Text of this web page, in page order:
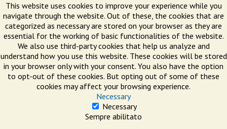
This website uses cookies to improve your experience while you
navigate through the website. Out of these, the cookies that are
categorized as necessary are stored on your browser as they are
essential for the working of basic functionalities of the website.
We also use third-party cookies that help us analyze and
understand how you use this website. These cookies will be stored
in your browser only with your consent. You also have the option
to opt-out of these cookies. But opting out of some of these
cookies may affect your browsing experience.
Necessary
Necessary
Sempre abilitato